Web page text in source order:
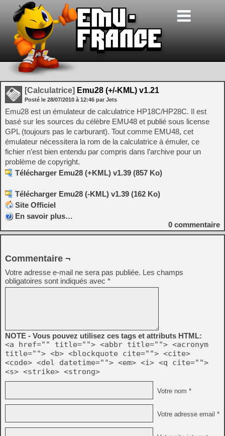
[Calculatrice] Emu28 (+/-KML) v1.21
Posté le 28/07/2010 à 12:46 par Jets
Emu28 est un émulateur de calculatrice HP18C/HP28C. Il est
basé sur les sources du célèbre EMU48 et publié sous license
GPL (toujours pas le carburant). Tout comme EMU48, cet
émulateur nécessitera la rom de la calculatrice à émuler, ce
fichier n’est bien entendu par compris dans l’archive pour un
problème de copyright.
Télécharger Emu28 (+KML) v1.39 (857 Ko)
Télécharger Emu28 (-KML) v1.39 (162 Ko)
Site Officiel
En savoir plus…
0 commentaire
Commentaire ¬
Votre adresse e-mail ne sera pas publiée. Les champs
obligatoires sont indiqués avec *
NOTE - Vous pouvez utilisez ces tags et attributs HTML:
<a href="" title=""> <abbr title=""> <acronym
title=""> <b> <blockquote cite=""> <cite>
<code> <del datetime=""> <em> <i> <q cite="">
<s> <strike> <strong>
Votre nom *
Votre adresse email *